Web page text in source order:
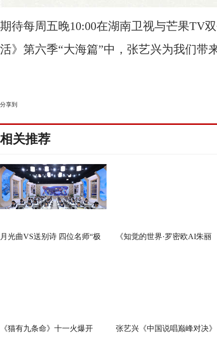
期待每周五晚10:00在湖南卫视与芒果TV
活》第六季“大海篇”中 ， 张艺兴为我们带
分享到
相关推荐
月光曲VS送别诗 四位名师“极 《知觉的世界·罗密欧AI朱丽
《猫有九条命》十一火爆开 张艺兴《中国说唱巅峰对决》